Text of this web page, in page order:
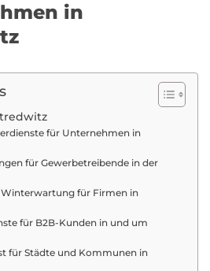
in
für Unternehmen in
für Gewerbetreibende in der
für Firmen in
für B2B-Kunden in und um
für Städte und Kommunen in